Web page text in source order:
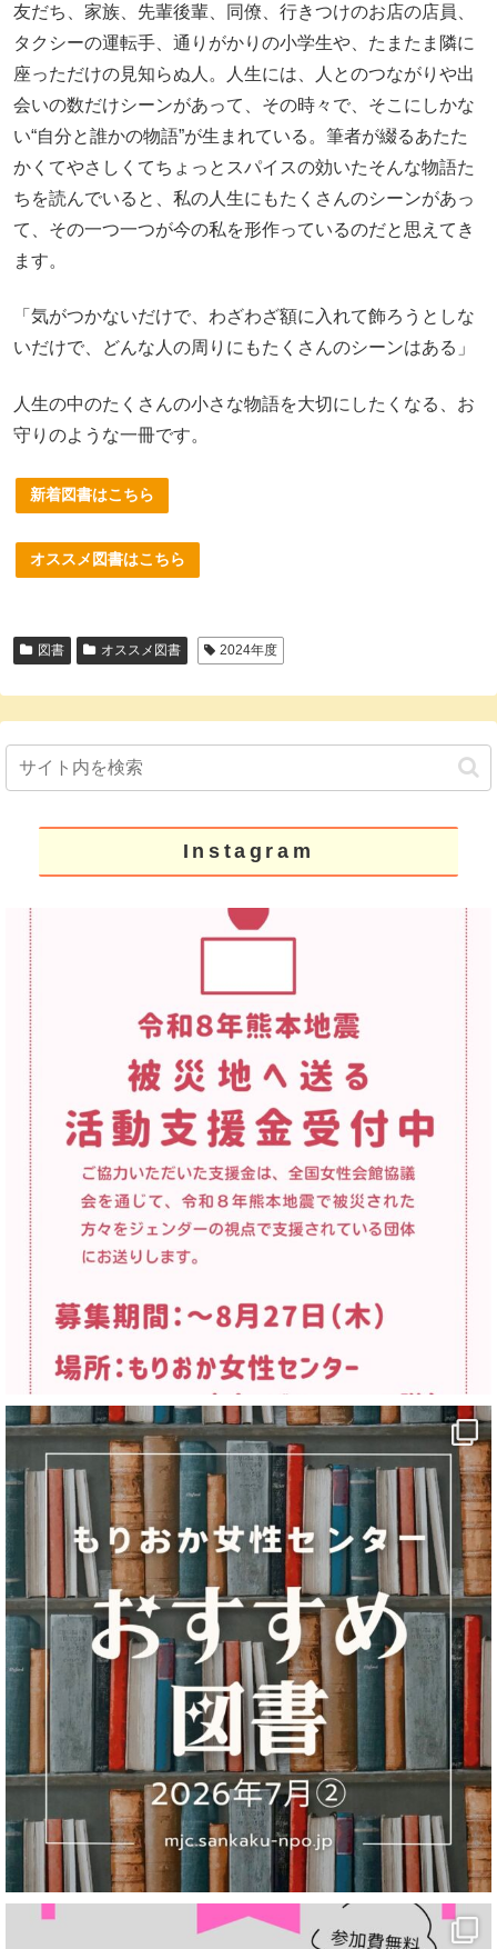
友だち、家族、先輩後輩、同僚、行きつけのお店の店員、
タクシーの運転手、通りがかりの小学生や、たまたま隣に
座っただけの見知らぬ人。人生には、人とのつながりや出
会いの数だけシーンがあって、その時々で、そこにしかな
い“自分と誰かの物語”が生まれている。筆者が綴るあたた
かくてやさしくてちょっとスパイスの効いたそんな物語た
ちを読んでいると、私の人生にもたくさんのシーンがあっ
て、その一つ一つが今の私を形作っているのだと思えてき
ます。
「気がつかないだけで、わざわざ額に入れて飾ろうとしな
いだけで、どんな人の周りにもたくさんのシーンはある」
人生の中のたくさんの小さな物語を大切にしたくなる、お
守りのような一冊です。
新着図書はこちら
オススメ図書はこちら
図書 オススメ図書 2024年度
Instagram